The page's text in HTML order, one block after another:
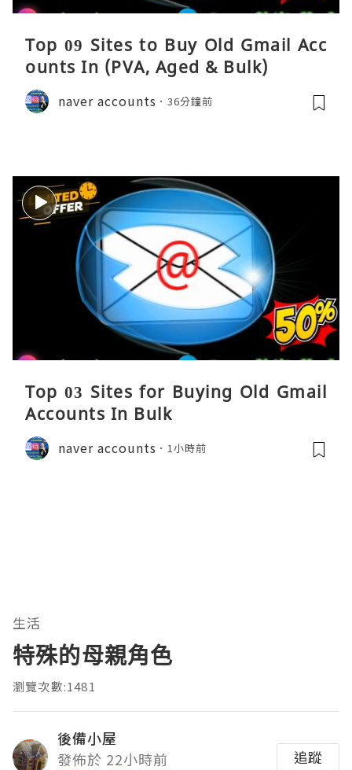
Top 09 Sites to Buy Old Gmail Acc
ounts In (PVA, Aged & Bulk)
naver accounts 36分鐘前
Top 03 Sites for Buying Old Gmail
Accounts In Bulk
naver accounts 1小時前
生活
特殊的母親角色
瀏覽次數:1481
後備小屋
發佈於 22小時前
追蹤